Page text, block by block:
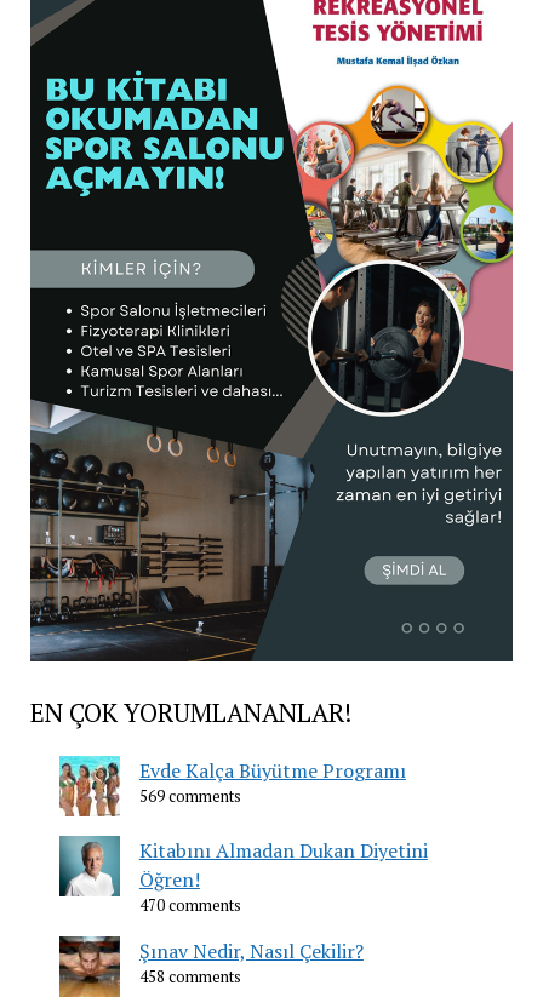
EN ÇOK YORUMLANANLAR!
Evde Kalça Büyütme Programı
569 comments
Kitabını Almadan Dukan Diyetini
Öğren!
470 comments
Şınav Nedir, Nasıl Çekilir?
458 comments